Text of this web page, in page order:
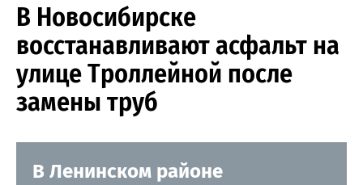
В Новосибирске
восстанавливают асфальт на
улице Троллейной после
замены труб
В Ленинском районе